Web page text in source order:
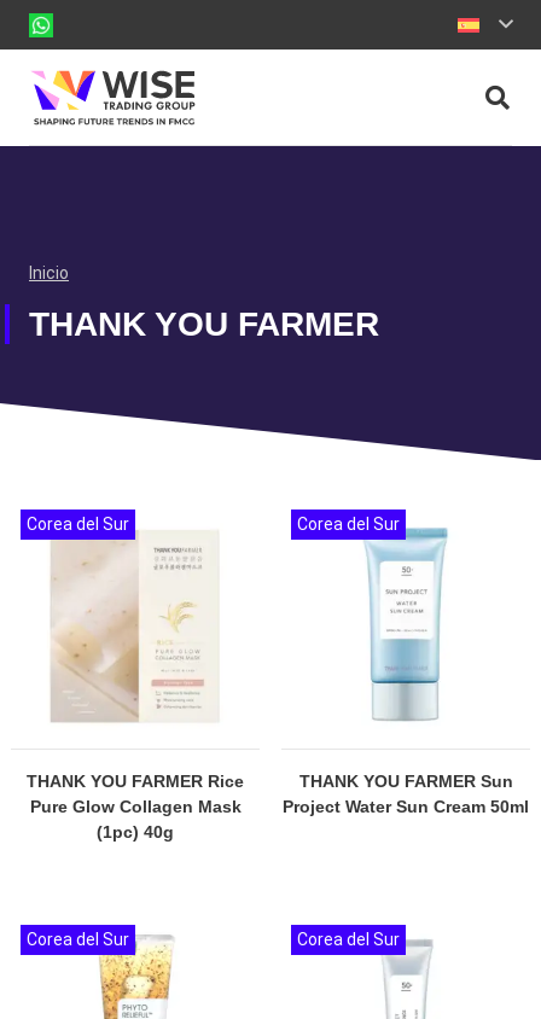
Inicio
THANK YOU FARMER
THANK YOU FARMER Rice
Pure Glow Collagen Mask
(1pc) 40g
Corea del Sur
THANK YOU FARMER Sun
Project Water Sun Cream 50ml
Corea del Sur
Corea del Sur Corea del Sur